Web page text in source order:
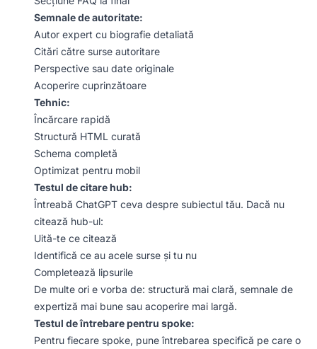
Semnale de autoritate:
Autor expert cu biografie detaliată
Citări către surse autoritare
Perspective sau date originale
Acoperire cuprinzătoare
Tehnic:
Încărcare rapidă
Structură HTML curată
Schema completă
Optimizat pentru mobil
Testul de citare hub:
Întreabă ChatGPT ceva despre subiectul tău. Dacă nu
citează hub-ul:
Uită-te ce citează
Identifică ce au acele surse și tu nu
Completează lipsurile
De multe ori e vorba de: structură mai clară, semnale de
expertiză mai bune sau acoperire mai largă.
Testul de întrebare pentru spoke:
Pentru fiecare spoke, pune întrebarea specifică pe care o